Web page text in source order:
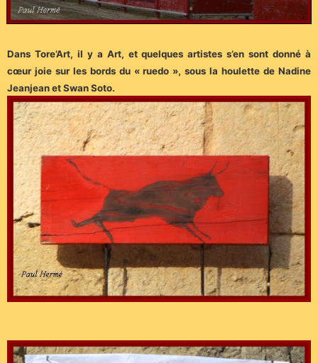
Dans Tore’Art, il y a Art, et quelques artistes s’en sont donné à
cœur joie sur les bords du « ruedo », sous la houlette de Nadine
Jeanjean et Swan Soto.